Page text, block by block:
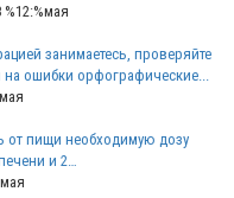
%12:%мая
занимаетесь, проверяйте
ошибки орфографические...
от пищи необходимую дозу
и 2…